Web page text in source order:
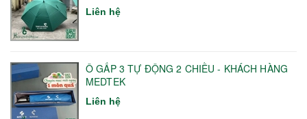
Liên hệ
Ô GẤP 3 TỰ ĐỘNG 2 CHIỀU - KHÁCH HÀNG
MEDTEK
Liên hệ